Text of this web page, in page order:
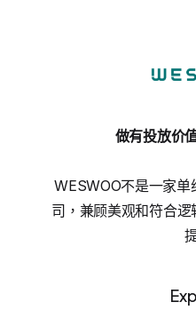
做有投放价
WESWOO不是一家
司，兼顾美观和符合